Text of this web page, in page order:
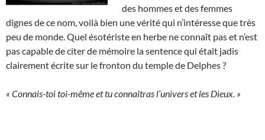
des hommes et des femmes
dignes de ce nom, voilà bien une vérité qui n’intéresse que très
peu de monde. Quel ésotériste en herbe ne connaît pas et n’est
pas capable de citer de mémoire la sentence qui était jadis
clairement écrite sur le fronton du temple de Delphes ?
« Connais-toi toi-même et tu connaîtras l’univers et les Dieux. »